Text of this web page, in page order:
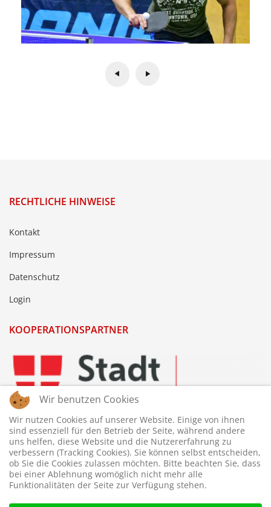
RECHTLICHE HINWEISE
Kontakt
Impressum
Datenschutz
Login
KOOPERATIONSPARTNER
Wir benutzen Cookies
Wir nutzen Cookies auf unserer Website. Einige von ihnen
sind essenziell für den Betrieb der Seite, während andere
uns helfen, diese Website und die Nutzererfahrung zu
verbessern (Tracking Cookies). Sie können selbst entscheiden,
ob Sie die Cookies zulassen möchten. Bitte beachten Sie, dass
bei einer Ablehnung womöglich nicht mehr alle
Funktionalitäten der Seite zur Verfügung stehen.